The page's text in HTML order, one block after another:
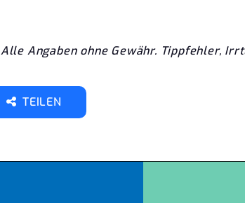
Alle Angaben ohne Gewähr. Tippfehler,
TEILEN